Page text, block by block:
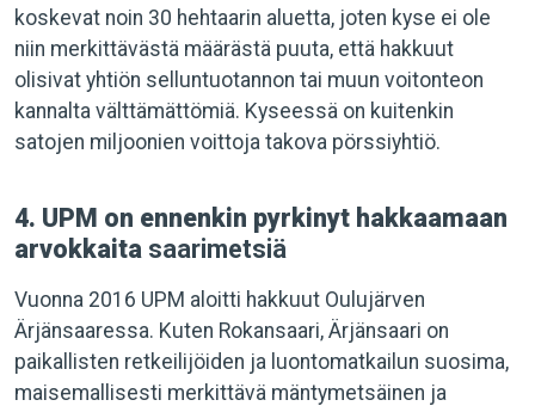
koskevat noin 30 hehtaarin aluetta, joten kyse ei ole
niin merkittävästä määrästä puuta, että hakkuut
olisivat yhtiön selluntuotannon tai muun voitonteon
kannalta välttämättömiä. Kyseessä on kuitenkin
satojen miljoonien voittoja takova pörssiyhtiö.
4. UPM on ennenkin pyrkinyt hakkaamaan
arvokkaita saarimetsiä
Vuonna 2016 UPM aloitti hakkuut Oulujärven
Ärjänsaaressa. Kuten Rokansaari, Ärjänsaari on
paikallisten retkeilijöiden ja luontomatkailun suosima,
maisemallisesti merkittävä mäntymetsäinen ja